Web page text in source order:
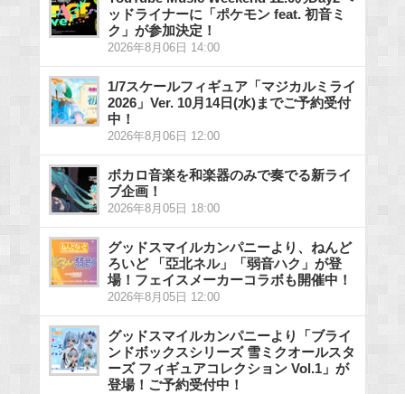
ッドライナーに「ポケモン feat. 初音ミ
ク」が参加決定！
2026年8月06日 14:00
1/7スケールフィギュア「マジカルミライ
2026」Ver. 10月14日(水)までご予約受付
中！
2026年8月06日 12:00
ボカロ音楽を和楽器のみで奏でる新ライ
ブ企画！
2026年8月05日 18:00
グッドスマイルカンパニーより、ねんど
ろいど 「亞北ネル」「弱音ハク」が登
場！フェイスメーカーコラボも開催中！
2026年8月05日 12:00
グッドスマイルカンパニーより「ブライ
ンドボックスシリーズ 雪ミクオールスタ
ーズ フィギュアコレクション Vol.1」が
登場！ご予約受付中！